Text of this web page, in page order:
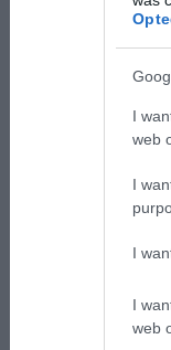
I
web
I
I
I
web